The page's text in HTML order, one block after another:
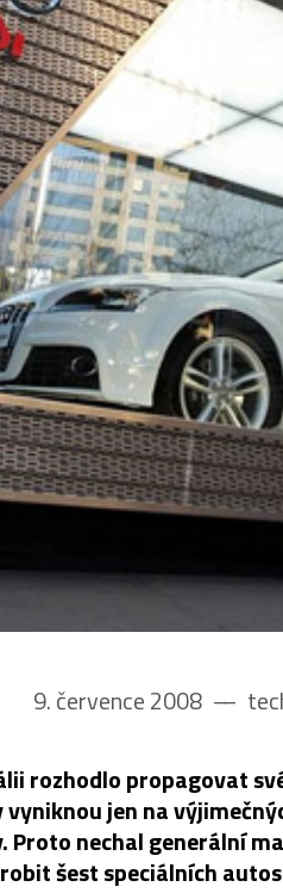
9. července 2008 ––
rozhodlo propagovat
jen na
Proto nechal generální
šest speciálních